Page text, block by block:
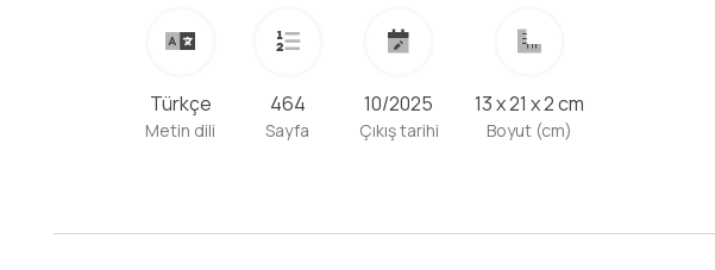
Türkçe
Metin dili
464
Sayfa
10/2025
Çıkış tarihi
13 x 21 x 2 cm
Boyut (cm)